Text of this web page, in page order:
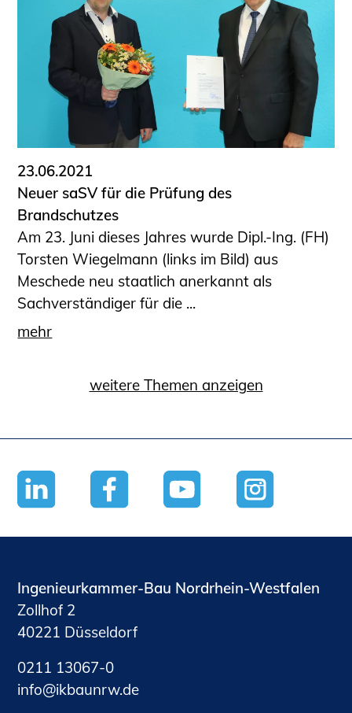
23.06.2021
Neuer saSV für die Prüfung des
Brandschutzes
Am 23. Juni dieses Jahres wurde Dipl.-Ing. (FH)
Torsten Wiegelmann (links im Bild) aus
Meschede neu staatlich anerkannt als
Sachverständiger für die ...
mehr
weitere Themen anzeigen
Ingenieurkammer-Bau Nordrhein-Westfalen
Zollhof 2
40221 Düsseldorf
0211 13067-0
nf
kb nrwd